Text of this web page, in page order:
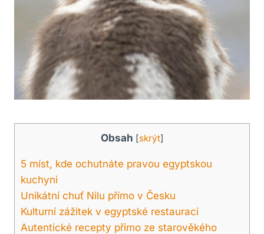
Obsah [skrýt]
5 míst, kde ochutnáte pravou egyptskou
kuchyni
Unikátní chuť Nilu přímo v Česku
Kulturní zážitek v egyptské restauraci
Autentické recepty přímo ze starověkého